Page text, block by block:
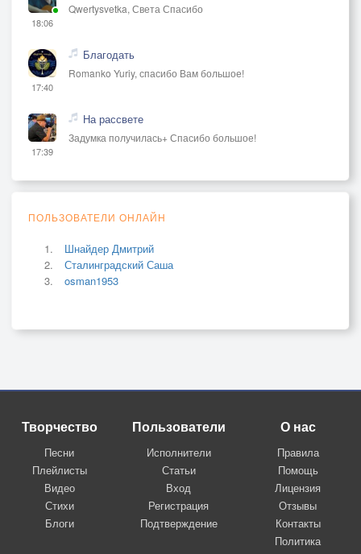
18:06
Qwertysvetka, Света Спасибо
17:40
Благодать
Romanko Yuriy, спасибо Вам большое!
17:39
На рассвете
Задумка получилась+ Спасибо большое!
ПОЛЬЗОВАТЕЛИ ОНЛАЙН
Шнайдер Дмитрий
Сталинградский Саша
osman1953
Творчество
Песни
Плейлисты
Видео
Стихи
Блоги
Пользователи
Исполнители
Статьи
Вход
Регистрация
Подтверждение
О нас
Правила
Помощь
Лицензия
Отзывы
Контакты
Политика